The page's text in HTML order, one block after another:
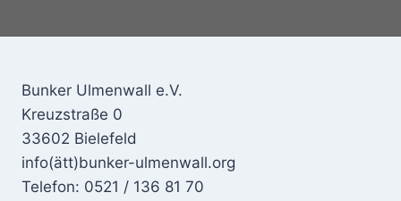
LIGHTS“.
Bunker Ulmenwall e.V.
Kreuzstraße 0
33602 Bielefeld
info(ätt)bunker-ulmenwall.org
Telefon: 0521 / 136 81 70